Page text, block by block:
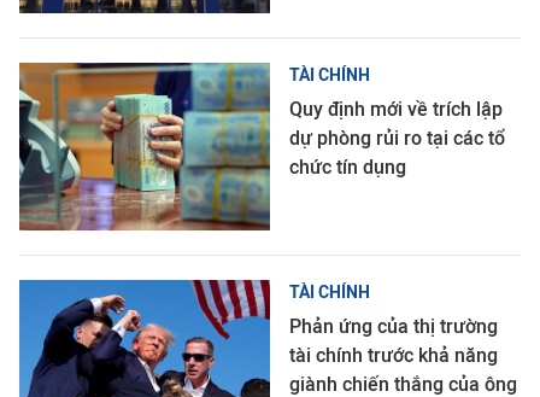
TÀI CHÍNH
Quy định mới về trích lập
dự phòng rủi ro tại các tổ
chức tín dụng
TÀI CHÍNH
Phản ứng của thị trường
tài chính trước khả năng
giành chiến thắng của ông